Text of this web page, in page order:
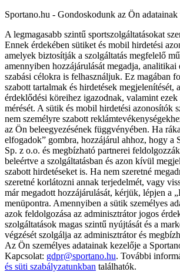
Sportano.hu - Gondoskodunk az Ön adatainak
A legmagasabb szintű sportszolgáltatásokat
Ennek érdekében sütiket és mobil hirdetési
amelyek biztosítják a szolgáltatás megfelelő
amennyiben hozzájárulását megadja, analitikai
szabási célokra is felhasználjuk. Ez magában
szabott tartalmak és hirdetések megjelenítését,
érdeklődési köreihez igazodnak, valamint ezek
mérését. A sütik és mobil hirdetési azonosítók
nem személyre szabott
az Ön beleegyezésének függvényében. Ha
elfogadok” gombra, hozzájárul ahhoz, hogy
Sp. z o.o. és megbízható partnerei
beleértve a szolgáltatásban és azon kívül
szabott hirdetéseket is. Ha nem szeretné
szeretné korlátozni annak terjedelmét, vagy
már megadott hozzájárulását, kérjük, lépjen a
menüpontra. Amennyiben a sütik személyes
azok feldolgozása az adminisztrátor jogos
szolgáltatások magas szintű nyújtását és a
végzését szolgálja az adminisztrátor és
Az Ön személyes adatainak kezelője a
Kapcsolat: gdpr@sportano.hu. További
és süti szabályzatunkban találhatók.